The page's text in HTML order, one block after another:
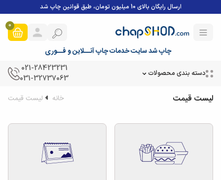
ارسال رایگان بالای 10 میلیون تومان، طبق قوانین چاپ شد
چاپ شد سایت خدمات چاپ آنــلاین و فــوری
0
دسته بندی محصولات
021-28423231
031-32737063
لیست قیمت خانه لیست قیمت